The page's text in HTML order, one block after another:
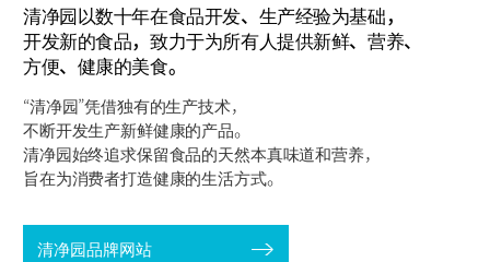
清净园以数十年在食品开发、生产经验为基础，
开发新的食品，致力于为所有人提供新鲜、营养、
方便、健康的美食。
“清净园”凭借独有的生产技术，
不断开发生产新鲜健康的产品。
清净园始终追求保留食品的天然本真味道和营养，
旨在为消费者打造健康的生活方式。
清净园品牌网站